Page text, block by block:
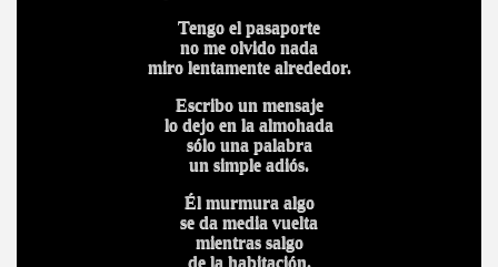
Tengo el pasaporte
no me olvido nada
miro lentamente alrededor.
Escribo un mensaje
lo dejo en la almohada
sólo una palabra
un simple adiós.
Él murmura algo
se da media vuelta
mientras salgo
de la habitación.